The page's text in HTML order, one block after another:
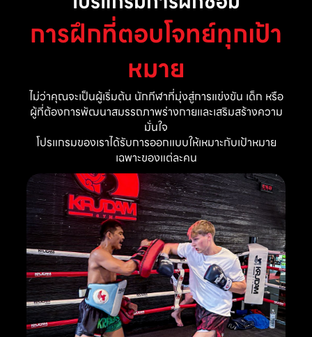
การฝึกที่ตอบโจทย์ทุกเป้า
หมาย
ไม่ว่าคุณจะเป็นผู้เริ่มต้น นักกีฬาที่มุ่งสู่การแข่งขัน เด็ก หรือ
ผู้ที่ต้องการพัฒนาสมรรถภาพร่างกายและเสริมสร้างความ
มั่นใจ
โปรแกรมของเราได้รับการออกแบบให้เหมาะกับเป้าหมาย
เฉพาะของแต่ละคน